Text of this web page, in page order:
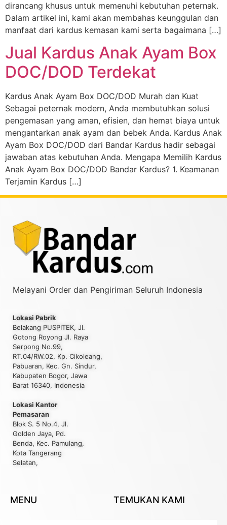
dirancang khusus untuk memenuhi kebutuhan peternak.
Dalam artikel ini, kami akan membahas keunggulan dan
manfaat dari kardus kemasan kami serta bagaimana […]
Jual Kardus Anak Ayam Box
DOC/DOD Terdekat
Kardus Anak Ayam Box DOC/DOD Murah dan Kuat
Sebagai peternak modern, Anda membutuhkan solusi
pengemasan yang aman, efisien, dan hemat biaya untuk
mengantarkan anak ayam dan bebek Anda. Kardus Anak
Ayam Box DOC/DOD dari Bandar Kardus hadir sebagai
jawaban atas kebutuhan Anda. Mengapa Memilih Kardus
Anak Ayam Box DOC/DOD Bandar Kardus? 1. Keamanan
Terjamin Kardus […]
Melayani Order dan Pengiriman Seluruh Indonesia
Lokasi Pabrik
Belakang PUSPITEK, Jl.
Gotong Royong Jl. Raya
Serpong No.99,
RT.04/RW.02, Kp. Cikoleang,
Pabuaran, Kec. Gn. Sindur,
Kabupaten Bogor, Jawa
Barat 16340, Indonesia
Lokasi Kantor
Pemasaran
Blok S. 5 No.4, Jl.
Golden Jaya, Pd.
Benda, Kec. Pamulang,
Kota Tangerang
Selatan,
MENU TEMUKAN KAMI